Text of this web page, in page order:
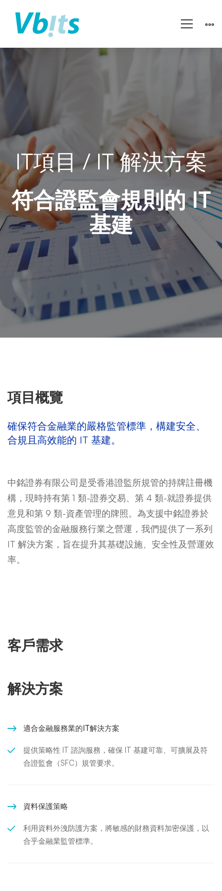
中
銘
證
券
IT項目 / IT 解決方案
符合證監會規則的 IT
基建
項目概覽
確保符合金融業的嚴格監管標準，構建安全、
合規且高效能的 IT 基建。
中銘證券有限公司是受香港證監所規管的持牌註冊機
構，現時持有第 1 類-證券交易、第 4 類-就證券提供
意見和第 9 類-資產管理的牌照。為支援中銘證券於
高度監管的金融服務行業之營運，我們提供了一系列
IT 解決方案，旨在提升其基礎設施、安全性及營運效
率。
客戶需求
解決方案
適合金融服務業的IT解決方案
提供策略性 IT 諮詢服務，確保 IT 基建可靠、可擴展及符
合證監會（SFC）規管要求。
資料保護策略
利用資料外洩防護方案，將敏感的財務資料加密保護，以
合乎金融業監管標準。